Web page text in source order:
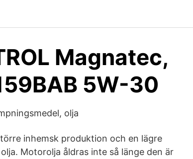
Magnatec,
5W-30
olja
inhemsk produktion och en lägre
Motorolja åldras inte så länge den är